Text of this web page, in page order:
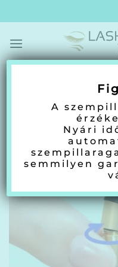
to
content
UV/LED
A
Nyári
semmilyen